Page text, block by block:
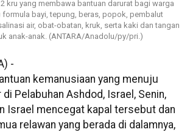
kru yang membawa bantuan darurat bagi warga
formula bayi, tepung, beras, popok, pembalut
air, obat-obatan, kruk, serta kaki dan tangan
anak-anak. (ANTARA/Anadolu/py/pri.)
-
kemanusiaan yang menuju
Pelabuhan Ashdod, Israel, Senin,
Israel mencegat kapal tersebut dan
relawan yang berada di dalamnya,